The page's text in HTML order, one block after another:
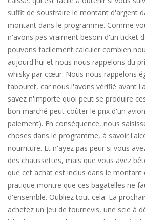
suffit de soustraire le montant d'argent
montant dans le programme. Comme
n'avons pas vraiment besoin d'un ticket
pouvons facilement calculer combien
aujourd'hui et nous nous rappelons du
whisky par cœur. Nous nous rappelons
tabouret, car nous l'avons vérifié avant
savez n'importe quoi peut se produire
bon marché peut coûter le prix d'un
paiement). En conséquence, nous
choses dans le programme, à savoir
nourriture. Et n'ayez pas peur si vous
des chaussettes, mais que vous avez
que cet achat est inclus dans le montant
pratique montre que ces bagatelles ne
d'ensemble. Oubliez tout cela. La
achetez un jeu de tournevis, une scie à